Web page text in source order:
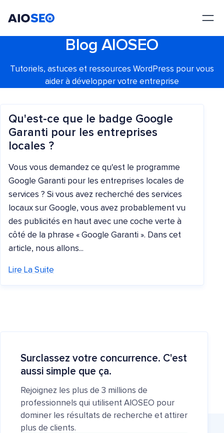
Blog AIOSEO
Tutoriels, astuces et ressources WordPress pour vous
aider à développer votre entreprise
Qu'est-ce que le badge Google
Garanti pour les entreprises
locales ?
Vous vous demandez ce qu'est le programme
Google Garanti pour les entreprises locales de
services ? Si vous avez recherché des services
locaux sur Google, vous avez probablement vu
des publicités en haut avec une coche verte à
côté de la phrase « Google Garanti ». Dans cet
article, nous allons...
Lire La Suite
Surclassez votre concurrence. C'est
aussi simple que ça.
Rejoignez les plus de 3 millions de
professionnels qui utilisent AIOSEO pour
dominer les résultats de recherche et attirer
plus de clients.